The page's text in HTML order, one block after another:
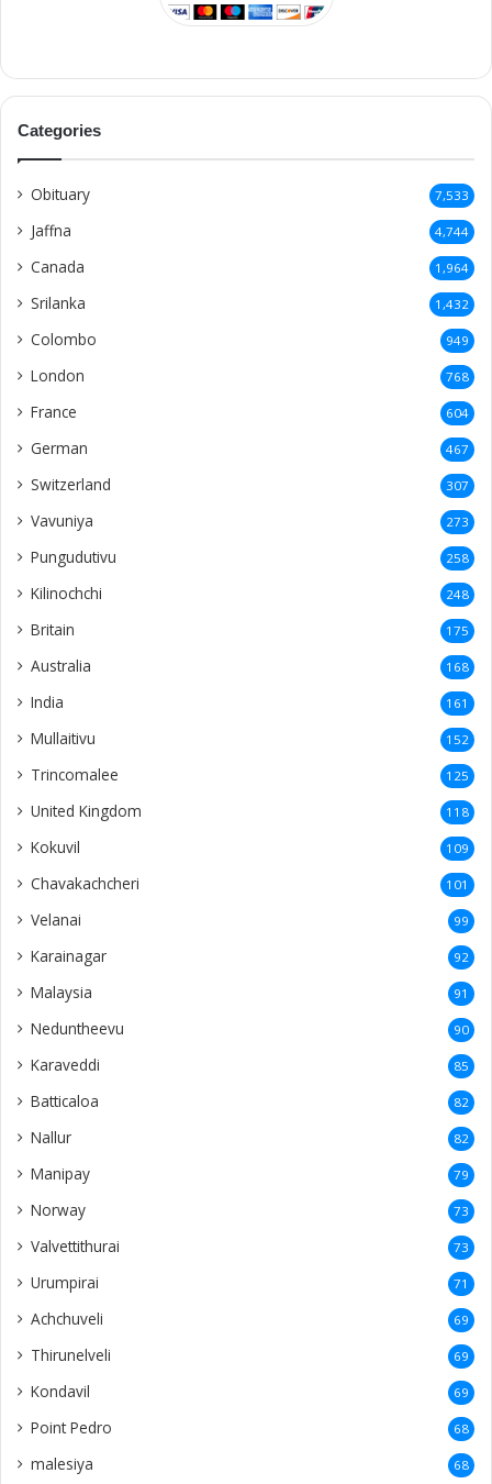
Categories
Obituary 7,533
Jaffna 4,744
Canada 1,964
Srilanka 1,432
Colombo 949
London 768
France 604
German 467
Switzerland 307
Vavuniya 273
Pungudutivu 258
Kilinochchi 248
Britain 175
Australia 168
India 161
Mullaitivu 152
Trincomalee 125
United Kingdom 118
Kokuvil 109
Chavakachcheri 101
Velanai 99
Karainagar 92
Malaysia 91
Neduntheevu 90
Karaveddi 85
Batticaloa 82
Nallur 82
Manipay 79
Norway 73
Valvettithurai 73
Urumpirai 71
Achchuveli 69
Thirunelveli 69
Kondavil 69
Point Pedro 68
malesiya 68